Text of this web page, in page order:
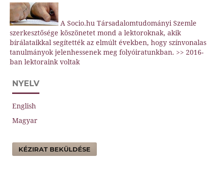
A Socio.hu Társadalomtudományi Szemle
szerkesztősége köszönetet mond a lektoroknak, akik
bírálataikkal segítették az elmúlt években, hogy színvonalas
tanulmányok jelenhessenek meg folyóiratunkban. >> 2016-
ban lektoraink voltak
NYELV
English
Magyar
KÉZIRAT BEKÜLDÉSE